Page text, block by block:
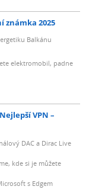
známka 2025
Balkánu
elektromobil, padne
Nejlepší VPN –
DAC a Dirac Live
kde si je můžete
s Edgem